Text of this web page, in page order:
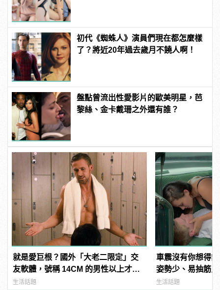
初代《蜘蛛人》演員們現在都怎麼樣
了？將近20年過去歲月不饒人啊！
盤點曾流出性愛影片的歐美明星，芭
黎絲、金卡戴珊之外還有誰？
就是愛巨根？國外「大老二限定」交
友軟體，號稱 14CM 的男性以上才給
過？
生活話題
車震沒有你想得
姿勢少、易抽筋
生活話題